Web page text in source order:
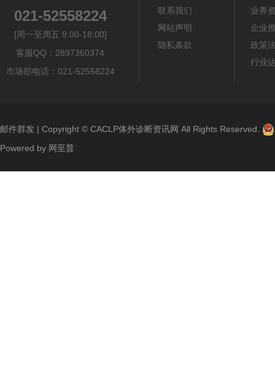
021-52558224
[周一至周五 9:00-18:00]
客服QQ：2897360374
市场部电话：021-52558224
联系我们
网站声明
隐私条款
业界
企业
政策
行业
邮件群发 | Copyright © CACLP体外诊断资讯网 All Rights Reserved.
Powered by 网至普